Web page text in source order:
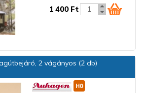
1 400 Ft
2 vágányos (2 db)